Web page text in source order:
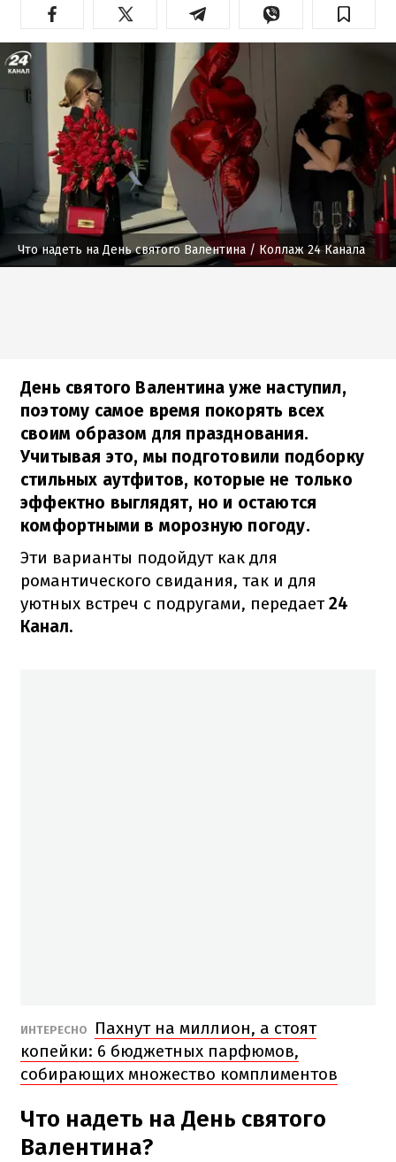
Что надеть на День святого Валентина / Коллаж 24 Канала
День святого Валентина уже наступил,
поэтому самое время покорять всех
своим образом для празднования.
Учитывая это, мы подготовили подборку
стильных аутфитов, которые не только
эффектно выглядят, но и остаются
комфортными в морозную погоду.
Эти варианты подойдут как для
романтического свидания, так и для
уютных встреч с подругами, передает24
Канал.
ИНТЕРЕСНО
Пахнут на миллион, а стоят
копейки: 6 бюджетных парфюмов,
собирающих множество комплиментов
Что надеть на День святого
Валентина?